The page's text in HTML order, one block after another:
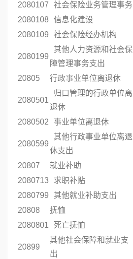
2080107
社会保险业务管理事务
2080108
信息化建设
2080109
社会保险经办机构
2080199
其他人力资源和社会保
障管理事务支出
20805 行政事业单位离退休
2080501
归口管理的行政单位离
退休
2080502 事业单位离退休
2080599
其他行政事业单位离退
休支出
20807 就业补助
2080713
求职补贴
2080799
其他就业补助支出
20808
抚恤
2080801
死亡抚恤
20899
其他社会保障和就业支
出